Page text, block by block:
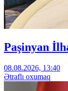
Paşinyan
08.08.2026, 13:40
Ətraflı oxumaq